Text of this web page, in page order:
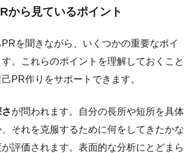
から見ているポイント
を聞きながら、いくつかの重要なポイ
。これらのポイントを理解しておくこと
PR作りをサポートできます。
が問われます。自分の長所や短所を具体
それを克服するために何をしてきたかな
評価されます。表面的な分析にとどまら